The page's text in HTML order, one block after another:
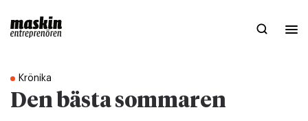
Krönika
Den bästa sommaren